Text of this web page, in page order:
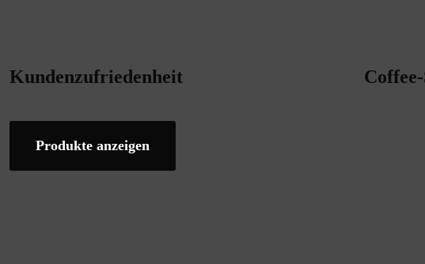
Kundenzufriedenheit
Produkte anzeigen